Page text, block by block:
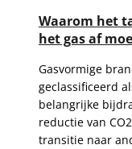
Waarom het
het gas af
Gasvormige
geclassificeerd
belangrijke
reductie van
transitie naar